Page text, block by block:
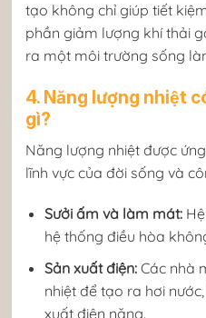
tạo không chỉ giúp tiết
phần giảm lượng khí thải
ra một môi trường sống
4. Năng lượng nhiệt
gì?
Năng lượng nhiệt được
lĩnh vực của đời sống và
Sưởi ấm và làm mát:
hệ thống điều hòa
Sản xuất điện:Các nhà
nhiệt để tạo ra hơi
xuất điện năng.